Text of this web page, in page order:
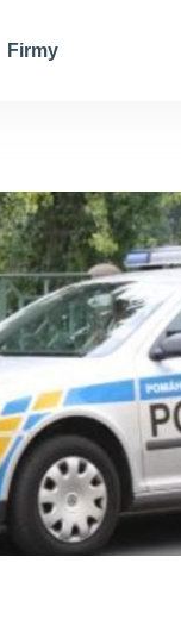
Firmy